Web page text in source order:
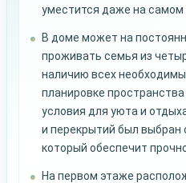
уместится даже на самом
В доме может на
проживать семья из
наличию всех
планировке
условия для уюта и
и перекрытий был выбран
который обеспечит
На первом этаже